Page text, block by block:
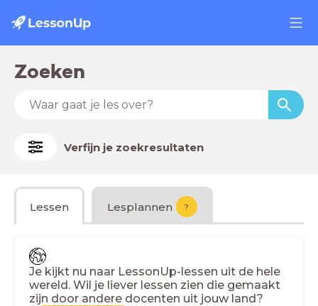
Zoeken
Verfijn je zoekresultaten
Lessen Lesplannen ?
Je kijkt nu naar LessonUp-lessen uit de hele
wereld. Wil je liever lessen zien die gemaakt
zijn door andere docenten uit jouw land?